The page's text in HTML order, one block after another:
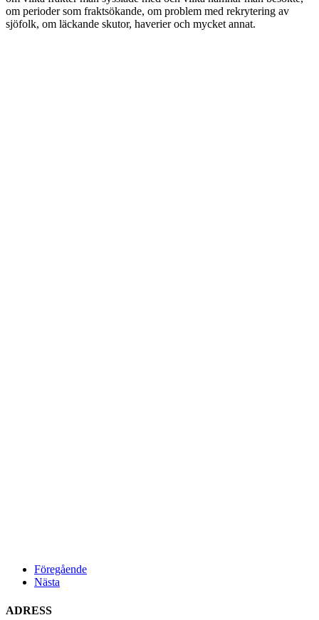
om perioder som fraktsökande, om problem med rekrytering av
sjöfolk, om läckande skutor, haverier och mycket annat.
Föregående
Nästa
ADRESS